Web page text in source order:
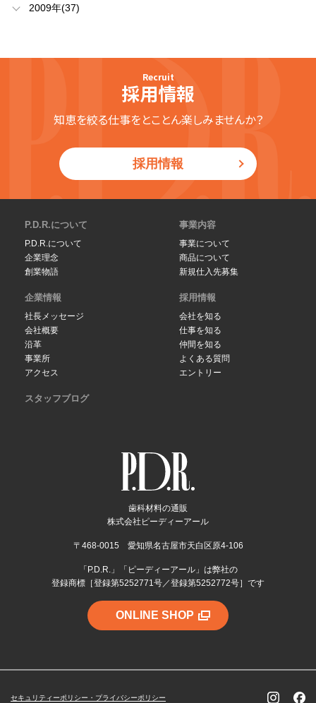
2009年(37)
Recruit
採用情報
知恵を絞る仕事をとことん楽しみませんか？
採用情報
歯科材料の通販
株式会社ピーディーアール
〒468-0015 愛知県名古屋市天白区原4-106
「P.D.R.」「ピーディーアール」は弊社の
登録商標［登録第5252771号／登録第5252772号］です
ONLINE SHOP
P.D.R.について
P.D.R.について
企業理念
創業物語
事業内容
事業について
商品について
新規仕入先募集
企業情報
社長メッセージ
会社概要
沿革
事業所
アクセス
採用情報
会社を知る
仕事を知る
仲間を知る
よくある質問
エントリー
スタッフブログ
セキュリティーポリシー・プライバシーポリシー